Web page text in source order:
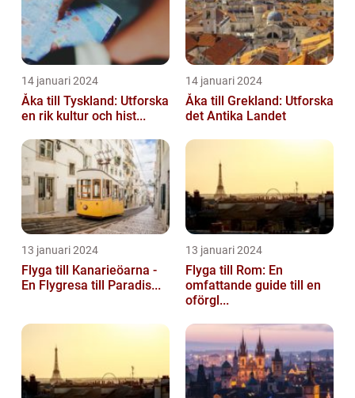
14 januari 2024
Åka till Tyskland: Utforska
en rik kultur och hist...
14 januari 2024
Åka till Grekland: Utforska
det Antika Landet
13 januari 2024
Flyga till Kanarieöarna -
En Flygresa till Paradis...
13 januari 2024
Flyga till Rom: En
omfattande guide till en
oförgl...